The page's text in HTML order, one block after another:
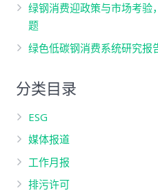
绿钢消费迎政策与市场考验
题
绿色低碳钢消费系统研究报
分类目录
ESG
媒体报道
工作月报
排污许可